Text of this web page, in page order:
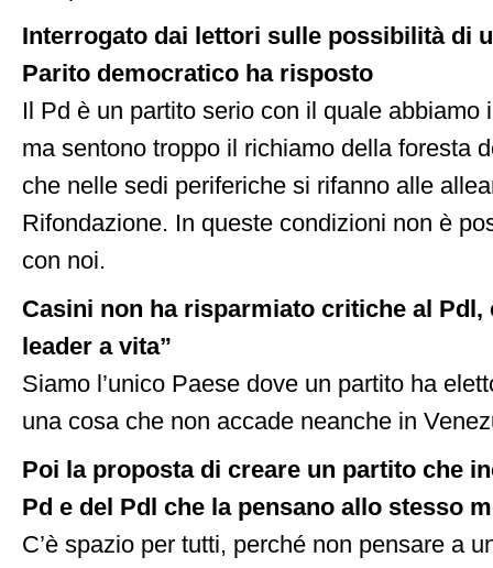
Interrogato dai lettori sulle possibilità di
Parito democratico ha risposto
Il Pd è un partito serio con il quale abbiamo
ma sentono troppo il richiamo della foresta
che nelle sedi periferiche si rifanno alle
Rifondazione. In queste condizioni non è
con noi.
Casini non ha risparmiato critiche al Pdl,
leader a vita”
Siamo l’unico Paese dove un partito ha
una cosa che non accade neanche in
Poi la proposta di creare un partito che
Pd e del Pdl che la pensano allo stesso
C’è spazio per tutti, perché non pensare a